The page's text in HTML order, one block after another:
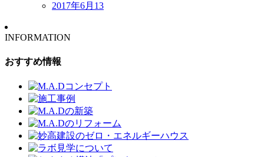
2017年6月 13
INFORMATION
おすすめ情報